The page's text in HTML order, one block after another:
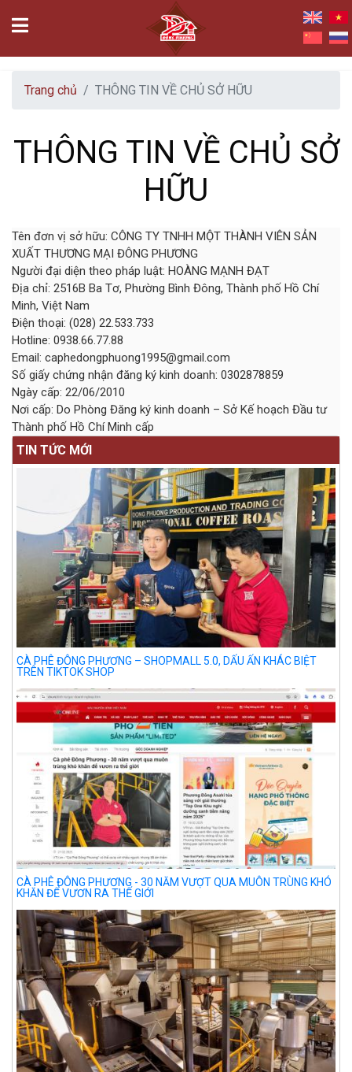
Trang chủ THÔNG TIN VỀ CHỦ SỞ HỮU
THÔNG TIN VỀ CHỦ SỞ
HỮU
Tên đơn vị sở hữu: CÔNG TY TNHH MỘT THÀNH VIÊN SẢN
XUẤT THƯƠNG MẠI ĐÔNG PHƯƠNG
Người đại diện theo pháp luật: HOÀNG MẠNH ĐẠT
Địa chỉ: 2516B Ba Tơ, Phường Bình Đông, Thành phố Hồ Chí
Minh, Việt Nam
Điện thoại: (028) 22.533.733
Hotline: 0938.66.77.88
Email: caphedongphuong1995@gmail.com
Số giấy chứng nhận đăng ký kinh doanh: 0302878859
Ngày cấp: 22/06/2010
Nơi cấp: Do Phòng Đăng ký kinh doanh – Sở Kế hoạch Đầu tư
Thành phố Hồ Chí Minh cấp
TIN TỨC MỚI
CÀ PHÊ ĐÔNG PHƯƠNG – SHOPMALL 5.0, DẤU ẤN KHÁC BIỆT
TRÊN TIKTOK SHOP
CÀ PHÊ ĐÔNG PHƯƠNG - 30 NĂM VƯỢT QUA MUÔN TRÙNG KHÓ
KHĂN ĐỂ VƯƠN RA THẾ GIỚI